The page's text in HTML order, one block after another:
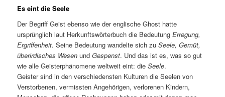
Es eint die Seele
Der Begriff Geist ebenso wie der englische Ghost hatte
ursprünglich laut Herkunftswörterbuch die BedeutungErregung,
Ergriffenheit. Seine Bedeutung wandelte sich zuSeele, Gemüt,
überirdisches Wesen undGespenst. Und das ist es, was so gut
wie alle Geisterphänomene weltweit eint: dieSeele.
Geister sind in den verschiedensten Kulturen die Seelen von
Verstorbenen, vermissten Angehörigen, verlorenen Kindern,